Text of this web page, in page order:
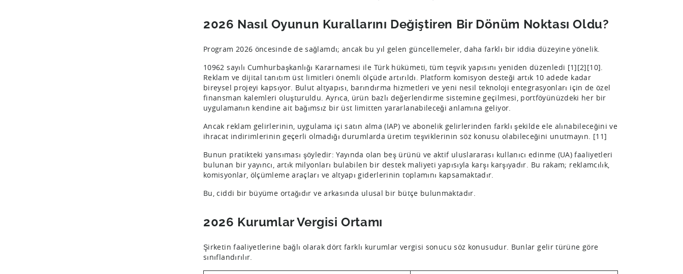
2026 Nasıl Oyunun Kurallarını Değiştiren Bir Dönüm Noktası Oldu?
Program 2026 öncesinde de sağlamdı; ancak bu yıl gelen güncellemeler, daha farklı bir iddia düzeyine yönelik.
10962 sayılı Cumhurbaşkanlığı Kararnamesi ile Türk hükümeti, tüm teşvik yapısını yeniden düzenledi [1][2][10].
Reklam ve dijital tanıtım üst limitleri önemli ölçüde artırıldı. Platform komisyon desteği artık 10 adede kadar
bireysel projeyi kapsıyor. Bulut altyapısı, barındırma hizmetleri ve yeni nesil teknoloji entegrasyonları için de özel
finansman kalemleri oluşturuldu. Ayrıca, ürün bazlı değerlendirme sistemine geçilmesi, portföyünüzdeki her bir
uygulamanın kendine ait bağımsız bir üst limitten yararlanabileceği anlamına geliyor.
Ancak reklam gelirlerinin, uygulama içi satın alma (IAP) ve abonelik gelirlerinden farklı şekilde ele alınabileceğini ve
ihracat indirimlerinin geçerli olmadığı durumlarda üretim teşviklerinin söz konusu olabileceğini unutmayın. [11]
Bunun pratikteki yansıması şöyledir: Yayında olan beş ürünü ve aktif uluslararası kullanıcı edinme (UA) faaliyetleri
bulunan bir yayıncı, artık milyonları bulabilen bir destek maliyeti yapısıyla karşı karşıyadır. Bu rakam; reklamcılık,
komisyonlar, ölçümleme araçları ve altyapı giderlerinin toplamını kapsamaktadır.
Bu, ciddi bir büyüme ortağıdır ve arkasında ulusal bir bütçe bulunmaktadır.
2026 Kurumlar Vergisi Ortamı
Şirketin faaliyetlerine bağlı olarak dört farklı kurumlar vergisi sonucu söz konusudur. Bunlar gelir türüne göre
sınıflandırılır.